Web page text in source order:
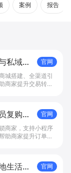
案例 报告
私域复
官网
城搭建、全渠道引
商家提升交易转化
复购工
官网
商家，支持小程序
助商家提升订单转
生活转
官网